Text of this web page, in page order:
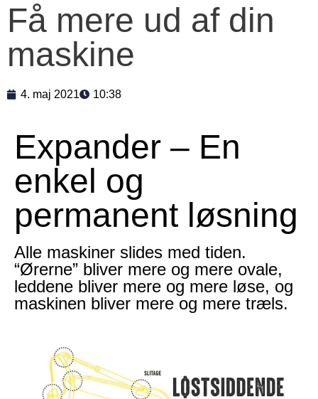
Få mere ud af din
maskine
4. maj 2021 10:38
Expander – En
enkel og
permanent løsning
Alle maskiner slides med tiden.
“Ørerne” bliver mere og mere ovale,
leddene bliver mere og mere løse, og
maskinen bliver mere og mere træls.